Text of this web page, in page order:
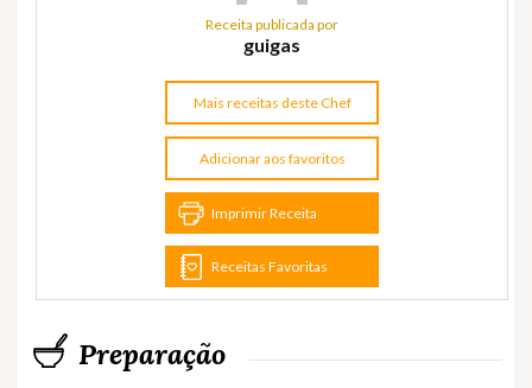
Receita publicada por
guigas
Mais receitas deste Chef
Adicionar aos favoritos
Imprimir Receita
Receitas Favoritas
Preparação